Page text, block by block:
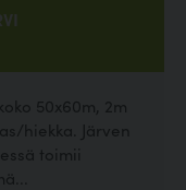
50x60m, 2m
hiekka. Järven
toimii